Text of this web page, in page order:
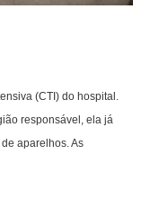
(CTI) do hospital.
responsável, ela já
aparelhos. As